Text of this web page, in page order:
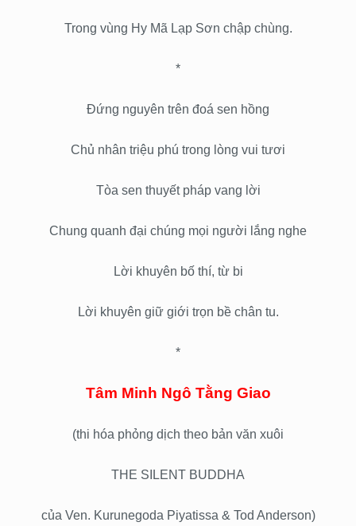
Trong vùng Hy Mã Lạp Sơn chập chùng.
*
Đứng nguyên trên đoá sen hồng
Chủ nhân triệu phú trong lòng vui tươi
Tòa sen thuyết pháp vang lời
Chung quanh đại chúng mọi người lắng nghe
Lời khuyên bố thí, từ bi
Lời khuyên giữ giới trọn bề chân tu.
*
Tâm Minh Ngô Tằng Giao
(thi hóa phỏng dịch theo bản văn xuôi
THE SILENT BUDDHA
của Ven. Kurunegoda Piyatissa & Tod Anderson)